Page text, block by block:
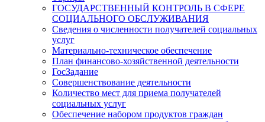
ГОСУДАРСТВЕННЫЙ КОНТРОЛЬ В СФЕРЕ
СОЦИАЛЬНОГО ОБСЛУЖИВАНИЯ
Сведения о численности получателей социальных
услуг
Материально-техническое обеспечение
План финансово-хозяйственной деятельности
ГосЗадание
Совершенствование деятельности
Количество мест для приема получателей
социальных услуг
Обеспечение набором продуктов граждан